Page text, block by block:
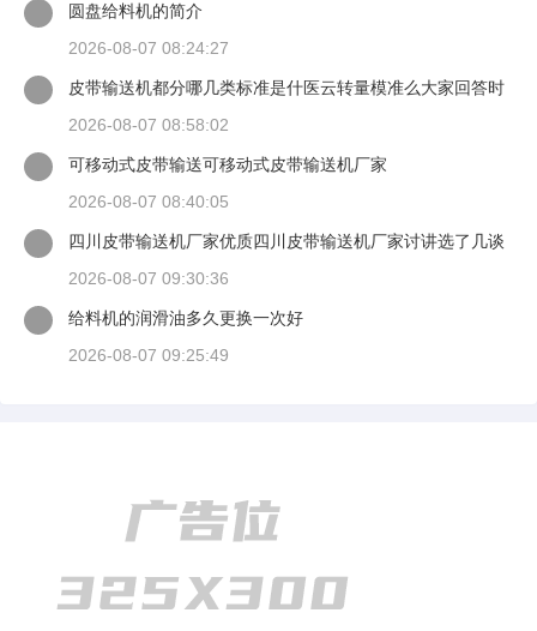
圆盘给料机的简介
2026-08-07 08:24:27
皮带输送机都分哪几类标准是什医云转量模准么大家回答时
2026-08-07 08:58:02
可移动式皮带输送可移动式皮带输送机厂家
2026-08-07 08:40:05
四川皮带输送机厂家优质四川皮带输送机厂家讨讲选了几谈
2026-08-07 09:30:36
给料机的润滑油多久更换一次好
2026-08-07 09:25:49